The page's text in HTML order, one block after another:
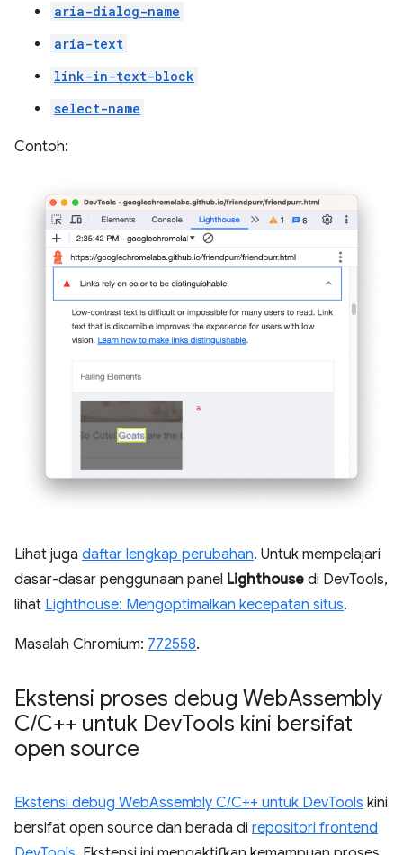
aria-dialog-name
aria-text
link-in-text-block
select-name
Contoh:
Lihat juga daftar lengkap perubahan. Untuk mempelajari
dasar-dasar penggunaan panel Lighthouse di DevTools,
lihat Lighthouse: Mengoptimalkan kecepatan situs.
Masalah Chromium: 772558.
Ekstensi proses debug WebAssembly
C/C++ untuk DevTools kini bersifat
open source
Ekstensi debug WebAssembly C/C++ untuk DevTools kini
bersifat open source dan berada di repositori frontend